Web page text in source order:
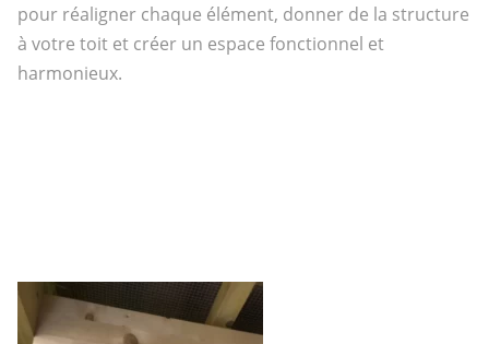
pour réaligner chaque élément, donner de la structure
à votre toit et créer un espace fonctionnel et
harmonieux.